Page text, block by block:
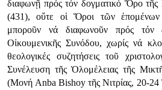
διαφωνῇ πρός τόν δογματικό Ὅρο τῆς
(431), οὔτε οἱ Ὅροι τῶν ἑπομένων
μποροῦν νά διαφωνοῦν πρός τόν
Οἰκουμενικῆς Συνόδου, χωρίς νά
θεολογικές συζητήσεις τοῦ
Συνέλευση τῆς Ὁλομέλειας τῆς
(Μονή Anba Bishoy τῆς Νιτρίας, 20-24